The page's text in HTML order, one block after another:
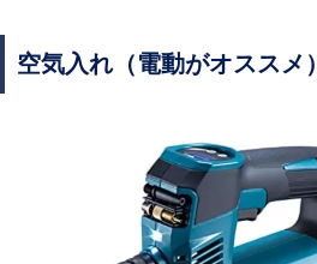
空気入れ（電動がオススメ）